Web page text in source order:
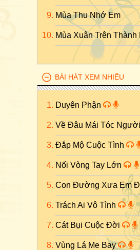
Mùa Thu Nhớ Em
Mùa Xuân Trên
BÀI HÁT XEM NHIỀU
Duyên Phận
Về Đâu Mái Tóc
Đắp Mộ Cuộc Tình
Nối Vòng Tay Lớn
Con Đường Xưa Em
Trách Ai Vô Tình
Cát Bụi Cuộc Đời
Vùng Lá Me Bay